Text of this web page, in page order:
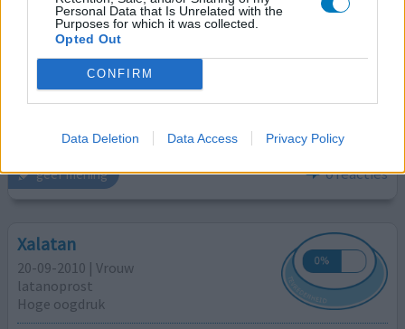
Personal Data that Is Unrelated with the
Purposes for which it was collected.
Opted Out
CONFIRM
Data Deletion Data Access Privacy Policy
latanoprost
Glaucoom
Effectiviteit
Hoeveelheid bijwerkingen
Het gaat gewoon goed.
geef mening 0 reacties
Xalatan
20-09-2010 | Vrouw
latanoprost
Hoge oogdruk